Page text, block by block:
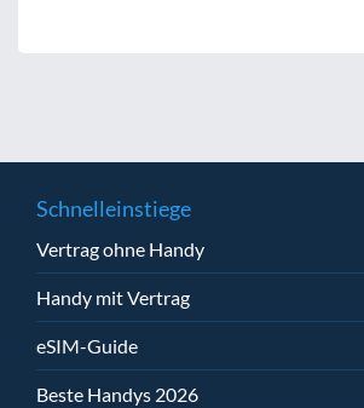
Schnelleinstiege
Vertrag ohne Handy
Handy mit Vertrag
eSIM-Guide
Beste Handys 2026